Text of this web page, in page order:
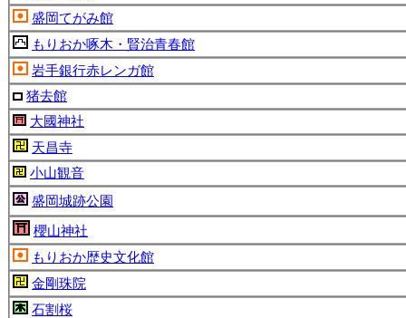
盛岡てがみ館
もりおか啄木・賢治青春館
岩手銀行赤レンガ館
猪去館
大國神社
天昌寺
小山観音
盛岡城跡公園
櫻山神社
もりおか歴史文化館
金剛珠院
石割桜